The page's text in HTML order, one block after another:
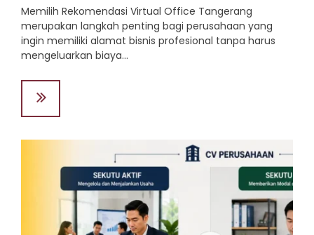
Memilih Rekomendasi Virtual Office Tangerang
merupakan langkah penting bagi perusahaan yang
ingin memiliki alamat bisnis profesional tanpa harus
mengeluarkan biaya...